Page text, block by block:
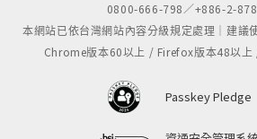
0800-666-798／+886-2-
本網站已依台灣網站內容分級規定處理｜建議
Chrome版本60以上 / Firefox版本48以
Passkey Pledge